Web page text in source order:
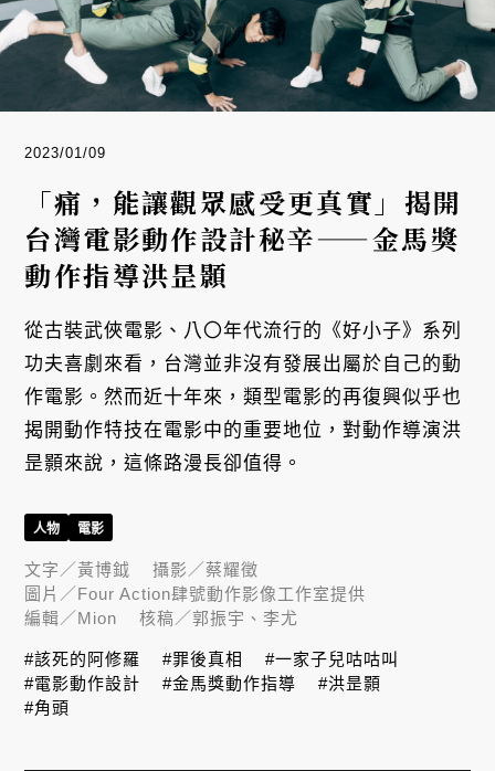
2023/01/09
「痛，能讓觀眾感受更真實」揭開
台灣電影動作設計秘辛——金馬獎
動作指導洪昰顥
從古裝武俠電影、八〇年代流行的《好小子》系列
功夫喜劇來看，台灣並非沒有發展出屬於自己的動
作電影。然而近十年來，類型電影的再復興似乎也
揭開動作特技在電影中的重要地位，對動作導演洪
昰顥來說，這條路漫長卻值得。
人物 電影
文字／黃博鉞 攝影／蔡耀徵
圖片／Four Action肆號動作影像工作室提供
編輯／Mion 核稿／郭振宇、李尤
#該死的阿修羅 #罪後真相
#一家子兒咕咕叫
#電影動作設計
#金馬獎動作指導
#洪昰顥
#角頭